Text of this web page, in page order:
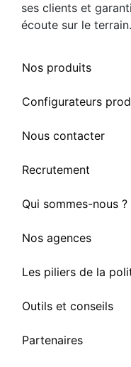
ses clients et
écoute sur le terrain.
Nos produits
Configurateurs
Nous contacter
Recrutement
Qui sommes-nous ?
Nos agences
Les piliers de la
Outils et conseils
Partenaires